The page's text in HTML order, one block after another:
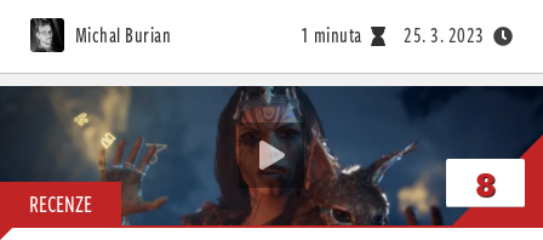
Michal Burian 1 minuta 25. 3. 2023
RECENZE 8